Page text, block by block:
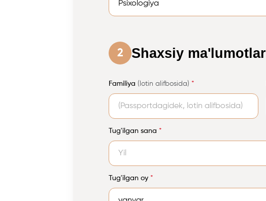
2 Shaxsiy ma'lumotlar
Familiya (lotin alifbosida) *
Tug'ilgan sana *
Tug'ilgan oy *